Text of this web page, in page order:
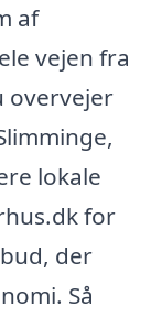
af
vejen fra
overvejer
lokale
for
der
Så